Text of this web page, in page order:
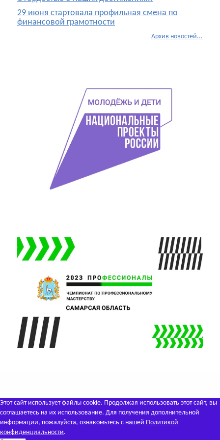
29 июня стартовала профильная смена по
финансовой грамотности
Архив новостей...
Этот сайт использует файлы cookie. Продолжая использовать этот сайт, вы
соглашаетесь на их использование. Для получения дополнительной
информации, пожалуйста, ознакомьтесь с нашей Политикой
конфиденциальности.